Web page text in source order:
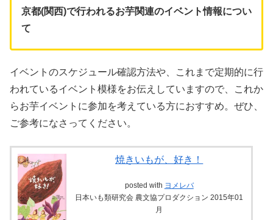
京都(関西)で行われるお芋関連のイベント情報につい
て
イベントのスケジュール確認方法や、これまで定期的に行
われているイベント模様をお伝えしていますので、これか
らお芋イベントに参加を考えている方におすすめ。ぜひ、
ご参考になさってください。
焼きいもが、好き！
posted with ヨメレバ
日本いも類研究会 農文協プロダクション 2015年01
月